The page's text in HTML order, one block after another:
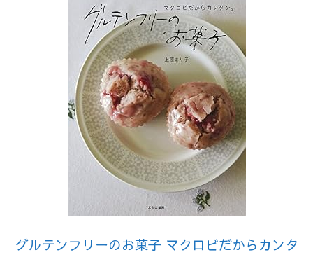
グルテンフリーのお菓子 マクロビだからカンタ